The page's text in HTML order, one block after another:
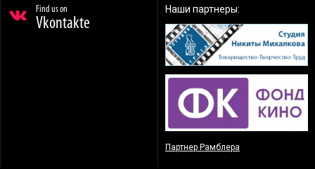
Find us on
Vkontakte
Наши партнеры:
Партнер Рамблера